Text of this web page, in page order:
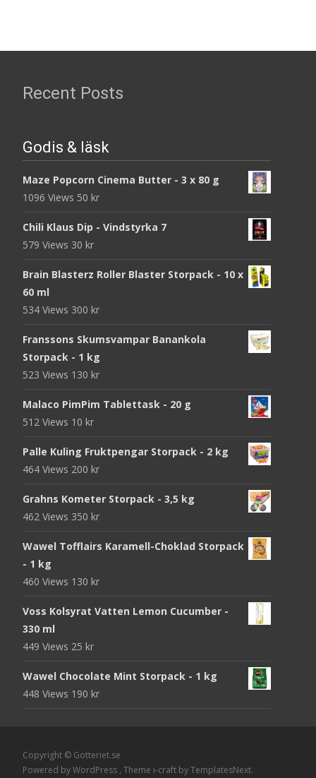
Recent Posts
Godis & läsk
Maze Popcorn Cinema Butter - 3 x 80 g
1096 Views 50 kr
Chili Klaus Dip - Vindstyrka 7
579 Views 30 kr
Brain Blasterz Roller Blaster Storpack - 10 x
60 ml
534 Views 300 kr
Franssons Skumsvampar Banankola
Storpack - 1 kg
523 Views 130 kr
Malaco PimPim Tablettask - 20 g
512 Views 10 kr
Palle Kuling Fruktpengar Storpack - 2 kg
464 Views 200 kr
Grahns Kometer Storpack - 3,5 kg
462 Views 350 kr
Wawel Tofflairs Karamell-Choklad Storpack
- 1 kg
460 Views 130 kr
Voss Kolsyrat Vatten Lemon Cucumber -
330 ml
449 Views 25 kr
Wawel Chocolate Mint Storpack - 1 kg
448 Views 190 kr
Copyright © Gotteriet.se
Powered by WordPress , Theme i-craft by TemplatesNext.